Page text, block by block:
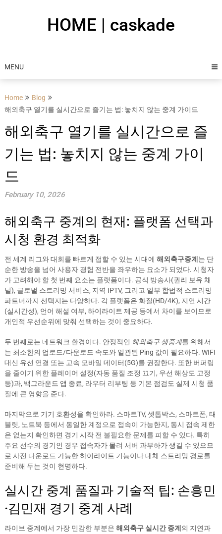
HOME | caskade
MENU
Home
Blog
해외축구 열기를 실시간으로 즐기는 법: 놓치지 않는 중계 가이드
해외축구 열기를 실시간으로 즐
기는 법: 놓치지 않는 중계 가이
드
February 10, 2026
해외축구 중계의 현재: 플랫폼 선택과
시청 환경 최적화
전 세계 리그와 대회를 빠르게 접할 수 있는 시대에 해외축구중계 는 단
순한 방송을 넘어 사용자 경험 전반을 좌우하는 요소가 되었다. 시청자
가 고려해야 할 첫 번째 요소는 플랫폼이다. 공식 방송사(권리 보유 채
널), 글로벌 스트리밍 서비스, 지역 IPTV, 그리고 일부 합법적 스트리밍
파트너까지 선택지는 다양하다. 각 플랫폼은 화질(HD/4K), 지연 시간
(실시간성), 언어 해설 여부, 하이라이트 제공 등에서 차이를 보이므로
개인적 우선순위에 맞춰 선택하는 것이 중요하다.
두 번째로는 네트워크 환경이다. 안정적인 해외축구 생중계를 위해서
는 최소한의 업로드/다운로드 속도와 일관된 Ping 값이 필요하다. WIFI
대신 유선 연결 또는 고속 모바일 데이터(5G)를 권장한다. 또한 버퍼링
을 줄이기 위한 플레이어 설정(자동 품질 조정 끄기, 우선 해상도 고정
등)과, 백그라운드 앱 종료, 라우터 리부팅 등 기본 점검도 실제 시청 품
질에 큰 영향을 준다.
마지막으로 기기 호환성을 확인하라. 스마트TV, 셋톱박스, 스마트폰, 태
블릿, 노트북 등에서 동일한 계정으로 접속이 가능한지, 동시 접속 제한
은 없는지 확인하면 경기 시작 전 불필요한 문제를 피할 수 있다. 특히
주요 선수의 경기인 경우 접속자가 몰려 서버 과부하가 생길 수 있으므
로 사전 다운로드 가능한 하이라이트 기능이나 대체 스트리밍 경로를
준비해 두는 것이 현명하다.
실시간 중계 품질과 기술적 팁: 손흥민
·김민재 경기 중계 사례
라이브 중계에서 가장 민감한 부분은 해외축구 실시간 중계 의 지연과